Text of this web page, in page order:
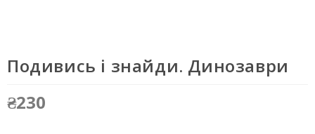
Подивись і знайди. Динозаври
₴230